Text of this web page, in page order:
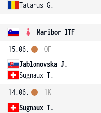
Tatarus G.
Maribor ITF
15.06.
Jablonovska J.
Sugnaux T.
OF
14.06.
Sugnaux T.
1K